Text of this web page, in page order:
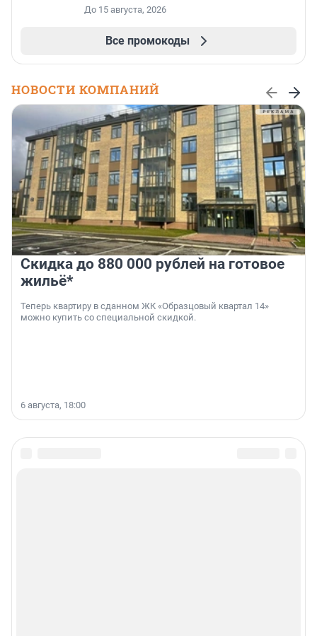
До 15 августа, 2026
Все промокоды
НОВОСТИ КОМПАНИЙ
Скидка до 880 000 рублей на готовое
жильё*
Теперь квартиру в сданном ЖК «Образцовый квартал 14»
можно купить со специальной скидкой.
6 августа, 18:00